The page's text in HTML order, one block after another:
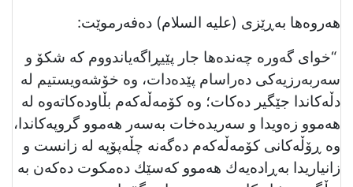
هەروەها بەڕێزی (عليه السلام) دەفەرموێت:
“خوای گەورە چەندەها جار پێیڕاگەیاندووم كە شكۆ و
سەربەرزیەكی دەراسام پێدەدات، وە خۆشەویستیم لە
دڵەكاندا جێگیر دەكات؛ وە كۆمەڵەكەم بڵاودەكاتەوە لە
هەموو زەویدا و سەریدەخات بەسەر هەموو گروپەكاندا،
وە ڕۆڵەكانی كۆمەڵەكەم دەگەنە چڵەپۆپە لە زانست و
زانیاریدا بەڕادەیەك هەموو كەسێك دەمكوت دەكەن بە